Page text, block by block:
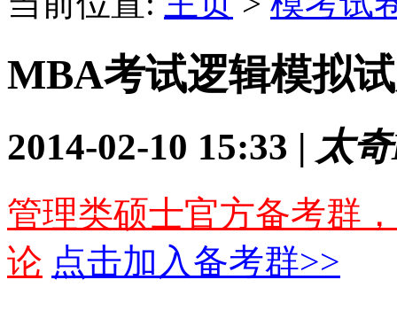
MBA考试逻辑模拟
2014-02-10 15:33 | 太
管理类硕士官方备考群
论 点击加入备考群>>